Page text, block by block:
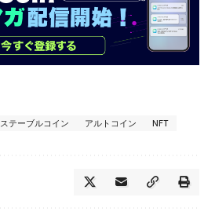
ステーブルコイン アルトコイン NFT